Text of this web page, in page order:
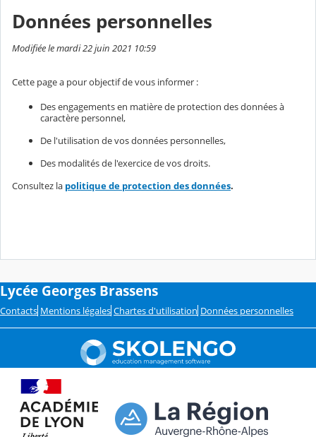
Données personnelles
Modifiée le mardi 22 juin 2021 10:59
Cette page a pour objectif de vous informer :
Des engagements en matière de protection des données à
caractère personnel,
De l'utilisation de vos données personnelles,
Des modalités de l'exercice de vos droits.
Consultez la politique de protection des données.
Lycée Georges Brassens
Contacts Mentions légales Chartes d'utilisation Données personnelles